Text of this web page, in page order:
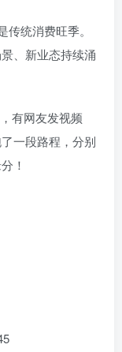
统消费旺季。
、新业态持续涌
有网友发视频
一段路程，分别
！